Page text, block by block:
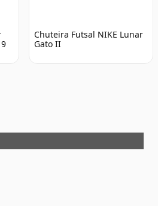
Chuteira Futsal NIKE Lunar
Gato II